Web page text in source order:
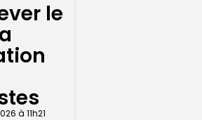
le
à 11h21